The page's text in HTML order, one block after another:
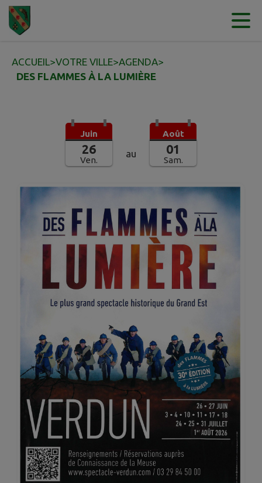
Contenu
ACCUEIL>VOTRE VILLE>AGENDA>
DES FLAMMES À LA LUMIÈRE
Juin
26
Ven.
au
Août
01
Sam.